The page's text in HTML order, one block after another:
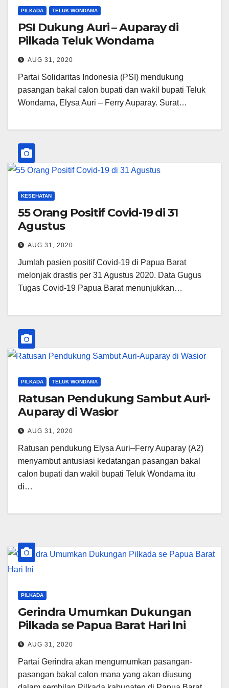
PILKADA TELUK WONDAMA
PSI Dukung Auri – Auparay di
Pilkada Teluk Wondama
AUG 31, 2020
Partai Solidaritas Indonesia (PSI) mendukung
pasangan bakal calon bupati dan wakil bupati Teluk
Wondama, Elysa Auri – Ferry Auparay. Surat…
KESEHATAN
55 Orang Positif Covid-19 di 31
Agustus
AUG 31, 2020
Jumlah pasien positif Covid-19 di Papua Barat
melonjak drastis per 31 Agustus 2020. Data Gugus
Tugas Covid-19 Papua Barat menunjukkan…
PILKADA TELUK WONDAMA
Ratusan Pendukung Sambut Auri-
Auparay di Wasior
AUG 31, 2020
Ratusan pendukung Elysa Auri–Ferry Auparay (A2)
menyambut antusiasi kedatangan pasangan bakal
calon bupati dan wakil bupati Teluk Wondama itu
di…
PILKADA
Gerindra Umumkan Dukungan
Pilkada se Papua Barat Hari Ini
AUG 31, 2020
Partai Gerindra akan mengumumkan pasangan-
pasangan bakal calon mana yang akan diusung